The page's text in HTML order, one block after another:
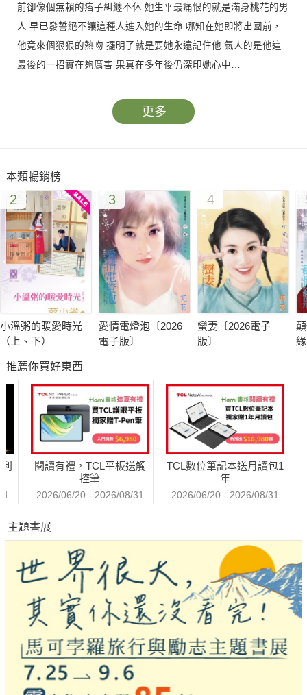
前卻像個無賴的痞子糾纏不休 她生平最痛恨的就是滿身桃花的男
人 早已發誓絕不讓這種人進入她的生命 哪知在她即將出國前，
他竟來個狠狠的熱吻 擺明了就是要她永遠記住他 氣人的是他這
最後的一招實在夠厲害 果真在多年後仍深印她心中…
更多
本類暢銷榜
2
小溫粥的暖愛時光
（上、下）
3
愛情電燈泡〔2026
電子版〕
4
蠻妻〔2026電子
版〕
推薦你買好東西
閱讀有禮，TCL平板送觸
控筆
2026/06/20 - 2026/08/31
TCL數位筆記本送月讀包1
年
2026/06/20 - 2026/08/31
主題書展